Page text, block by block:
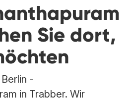
Sie dort,
-
in Trabber. Wir